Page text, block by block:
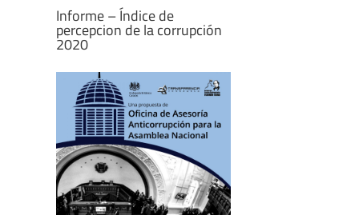
Informe – Índice de
percepcion de la corrupción
2020